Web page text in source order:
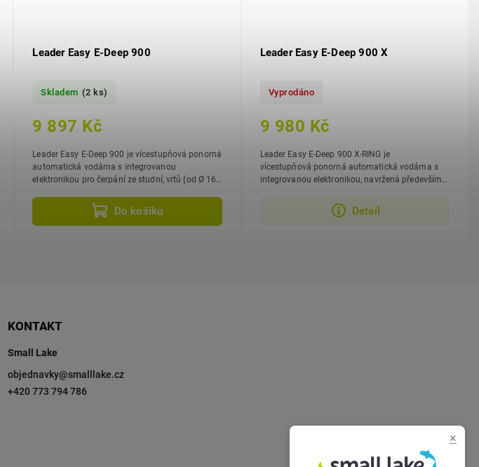
Leader Easy E-Deep 900
Skladem (2 ks)
9 897 Kč
Do košíku
Leader Easy E-Deep 900 je vícestupňová ponorná
automatická vodárna s integrovanou
elektronikou pro čerpání ze studní, vrtů (od Ø 161
Leader Easy E-Deep 900 X
Vyprodáno
9 980 Kč
Detail
Leader Easy E‑Deep 900 X‑RING je
vícestupňová ponorná automatická vodárna s
integrovanou elektronikou, navržená především
KONTAKT
Small Lake
objednavky@smalllake.cz
+420 773 794 786
×